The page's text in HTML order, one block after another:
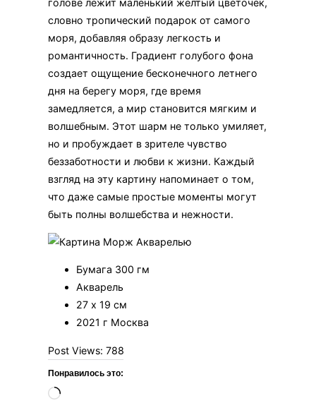
словно тропический подарок от самого
моря, добавляя образу легкость и
романтичность. Градиент голубого фона
создает ощущение бесконечного летнего
дня на берегу моря, где время
замедляется, а мир становится мягким и
волшебным. Этот шарм не только умиляет,
но и пробуждает в зрителе чувство
беззаботности и любви к жизни. Каждый
взгляд на эту картину напоминает о том,
что даже самые простые моменты могут
быть полны волшебства и нежности.
Бумага 300 гм
Акварель
27 х 19 см
2021 г Москва
Post Views: 788
Понравилось это:
Загрузка…